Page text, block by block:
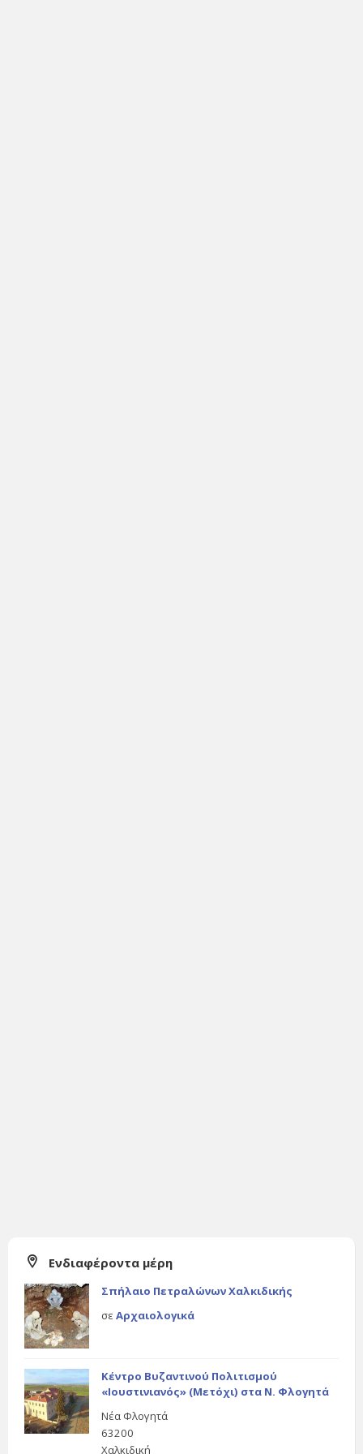
Ενδιαφέροντα μέρη
Σπήλαιο Πετραλώνων Χαλκιδικής
σε Αρχαιολογικά
Κέντρο Βυζαντινού Πολιτισμού
«Ιουστινιανός» (Μετόχι) στα Ν. Φλογητά
Νέα Φλογητά
63200
Χαλκιδική